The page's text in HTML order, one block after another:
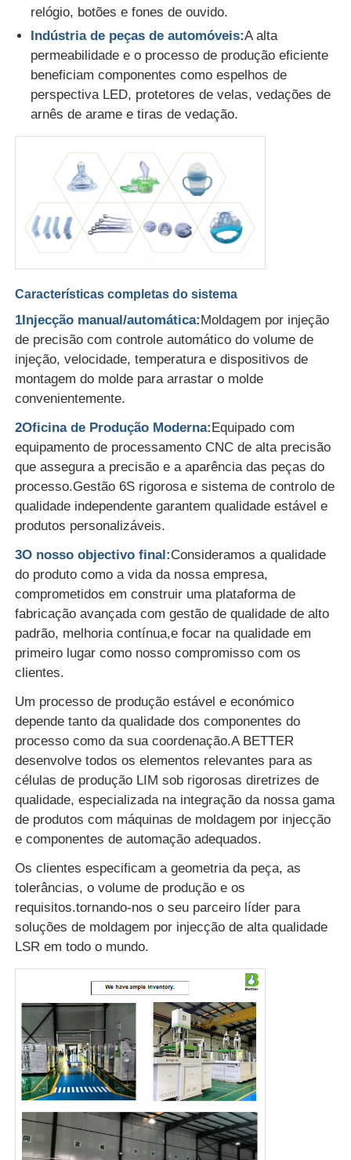
Máquina de moldagem por injecção de silicone
Sistema de dosagem LSR
Máquina de sobreformação
Acessórios para Máquinas de Moldagem por Injeção
Moldagem por injecção de borracha de silicone líquido
molde líquido do silicone
Moagem por injecção de borracha de silicone
relógio, botões e fones de ouvido.
Indústria de peças de automóveis:A alta
permeabilidade e o processo de produção eficiente
beneficiam componentes como espelhos de
perspectiva LED, protetores de velas, vedações de
arnês de arame e tiras de vedação.
Características completas do sistema
1Injecção manual/automática:Moldagem por injeção
de precisão com controle automático do volume de
injeção, velocidade, temperatura e dispositivos de
montagem do molde para arrastar o molde
convenientemente.
2Oficina de Produção Moderna:Equipado com
equipamento de processamento CNC de alta precisão
que assegura a precisão e a aparência das peças do
processo.Gestão 6S rigorosa e sistema de controlo de
qualidade independente garantem qualidade estável e
produtos personalizáveis.
3O nosso objectivo final:Consideramos a qualidade
do produto como a vida da nossa empresa,
comprometidos em construir uma plataforma de
fabricação avançada com gestão de qualidade de alto
padrão, melhoria contínua,e focar na qualidade em
primeiro lugar como nosso compromisso com os
clientes.
Um processo de produção estável e económico
depende tanto da qualidade dos componentes do
processo como da sua coordenação.A BETTER
desenvolve todos os elementos relevantes para as
células de produção LIM sob rigorosas diretrizes de
qualidade, especializada na integração da nossa gama
de produtos com máquinas de moldagem por injecção
e componentes de automação adequados.
Os clientes especificam a geometria da peça, as
tolerâncias, o volume de produção e os
requisitos.tornando-nos o seu parceiro líder para
soluções de moldagem por injecção de alta qualidade
LSR em todo o mundo.